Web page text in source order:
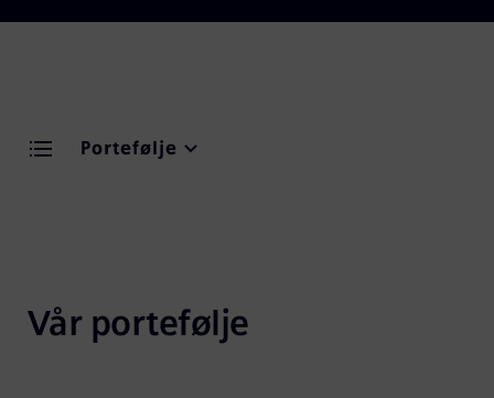
Portefølje
Vår portefølje